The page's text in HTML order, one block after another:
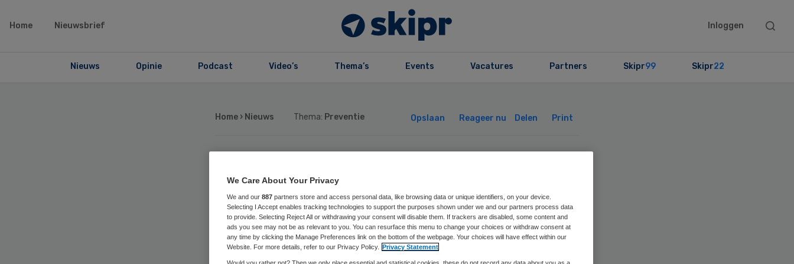
Home Nieuwsbrief Inloggen
Search
Nieuws Opinie Podcast Video’s Thema’s Events Vacatures Partners Skipr99 Skipr22
Home › Nieuws Thema: Preventie Opslaan Reageer nu Delen Print
Verviervoudiging
passagiers met corona
op Eindhoven Airport
We Care About Your Privacy
We and our 887 partners store and access personal data, like browsing data or unique identifiers, on your device.
Selecting I Accept enables tracking technologies to support the purposes shown under we and our partners process data
to provide. Selecting Reject All or withdrawing your consent will disable them. If trackers are disabled, some content and
ads you see may not be as relevant to you. You can resurface this menu to change your choices or withdraw consent at
any time by clicking the Manage Preferences link on the bottom of the webpage. Your choices will have effect within our
Website. For more details, refer to our Privacy Policy. Privacy Statement